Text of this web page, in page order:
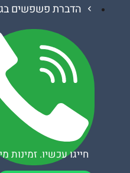
הדברת פשפשים בגינה
חייגו עכשיו. זמינות מיידית